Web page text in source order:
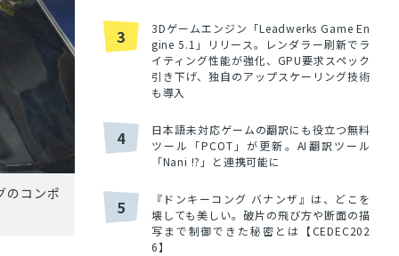
のコンポ
3
3Dゲームエンジン「Leadwerks Game En
gine 5.1」リリース。レンダラー刷新でラ
イティング性能が強化、GPU要求スペック
引き下げ、独自のアップスケーリング技術
も導入
4
日本語未対応ゲームの翻訳にも役立つ無料
ツール「PCOT」が更新。AI翻訳ツール
「Nani !?」と連携可能に
5
『ドンキーコング バナンザ』は、どこを
壊しても美しい。破片の飛び方や断面の描
写まで制御できた秘密とは【CEDEC202
6】